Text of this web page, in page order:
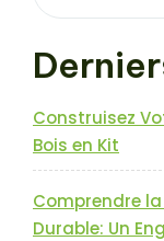
Construisez
Bois en Kit
Comprendre
Durable: Un